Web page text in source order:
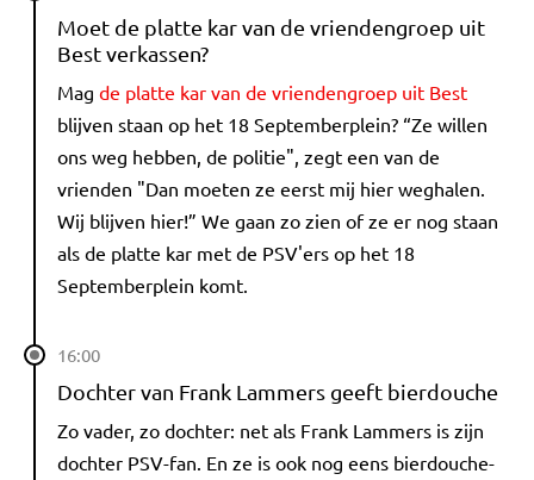
Moet de platte kar van de vriendengroep uit
Best verkassen?
Mag de platte kar van de vriendengroep uit Best
blijven staan op het 18 Septemberplein? “Ze willen
ons weg hebben, de politie", zegt een van de
vrienden "Dan moeten ze eerst mij hier weghalen.
Wij blijven hier!” We gaan zo zien of ze er nog staan
als de platte kar met de PSV'ers op het 18
Septemberplein komt.
16:00
Dochter van Frank Lammers geeft bierdouche
Zo vader, zo dochter: net als Frank Lammers is zijn
dochter PSV-fan. En ze is ook nog eens bierdouche-